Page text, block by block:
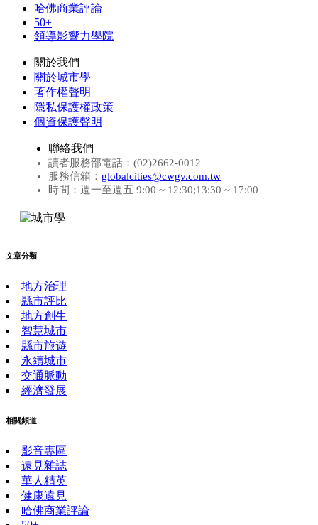
哈佛商業評論
50+
領導影響力學院
關於我們
關於城市學
著作權聲明
隱私保護權政策
個資保護聲明
聯絡我們
讀者服務部電話：(02)2662-0012
服務信箱： globalcities@cwgv.com.tw
時間：週一至週五 9:00 ~ 12:30;13:30 ~ 17:00
文章分類
地方治理
縣市評比
地方創生
智慧城市
縣市旅遊
永續城市
交通脈動
經濟發展
相關頻道
影音專區
遠見雜誌
華人精英
健康遠見
哈佛商業評論